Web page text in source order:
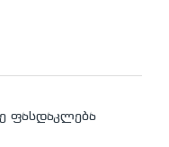
ფასდაკლება